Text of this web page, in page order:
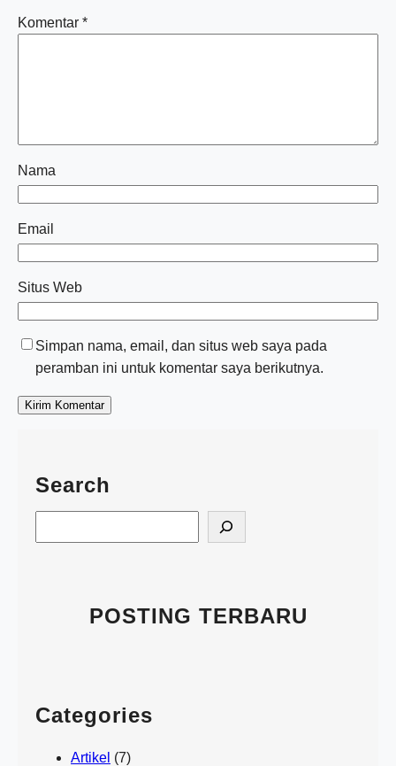
Komentar *
Nama
Email
Situs Web
Simpan nama, email, dan situs web saya pada
peramban ini untuk komentar saya berikutnya.
Search
e
POSTING TERBARU
Categories
Artikel (7)